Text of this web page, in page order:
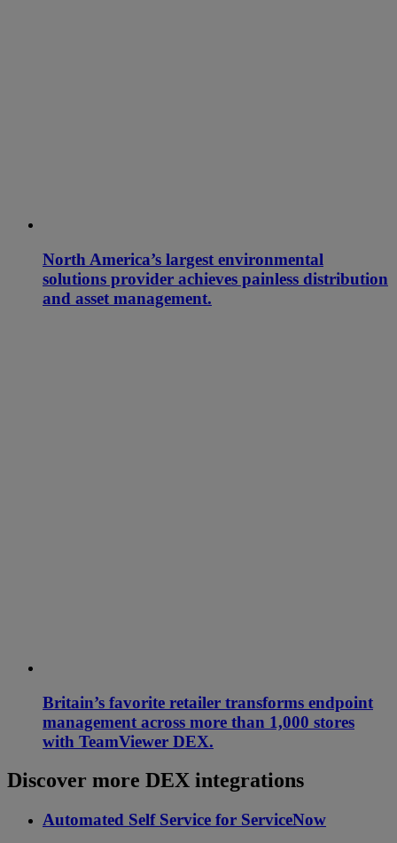
North America’s largest environmental
solutions provider achieves painless distribution
and asset management.
Britain’s favorite retailer transforms endpoint
management across more than 1,000 stores
with TeamViewer DEX.
Discover more DEX integrations
Automated Self Service for ServiceNow